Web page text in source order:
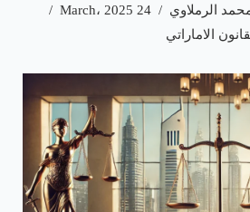
الرملاوي
24 March، 2025
الاماراتي